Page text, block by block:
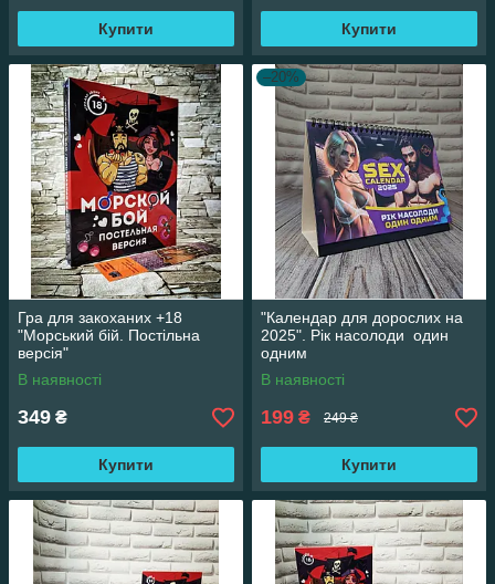
- Ігри-стратегії;
- Ігри-фентазі;
- Економічні ігри, бізнес-ігри;
І не просто ігри, а цілі ігрові
КОНСТРУКТОРА!!!
Купити Купити
Гра для закоханих +18
"Морський бій. Постільна
версія"
В наявності
349 ₴
Купити
–20%
"Календар для дорослих на
2025". Рік насолоди один
одним
В наявності
199 ₴ 249 ₴
Купити